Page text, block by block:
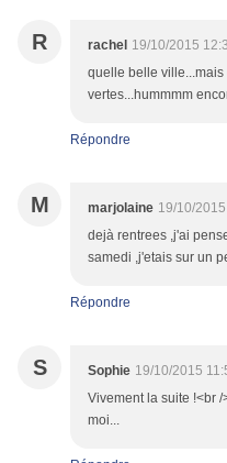
R rachel 19/10/2015
quelle belle
vertes...hummmm
Répondre
M marjolaine 19/10/
dejà rentrees ,j'ai
samedi ,j'etais sur un
Répondre
S Sophie 19/10/2015
Vivement la suite !<br
moi...